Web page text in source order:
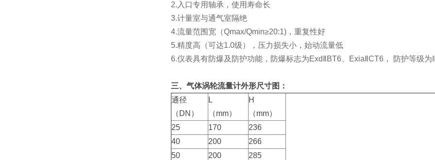
2.入口专用轴承，使用寿命长
3.计量室与通气室隔绝
4.流量范围宽（Qmax/Qmin≥20:1)，重复性好
5.精度高（可达1.0级），压力损失小，始动流量低
6.仪表具有防爆及防护功能，防爆标志为ExdⅡBT6、ExiaⅡCT6， 防护等级
三、气体涡轮流量计外形尺寸图：
通径
（DN）
L
（mm）
H
（mm）
25
170
236
40
200
266
50
200
285